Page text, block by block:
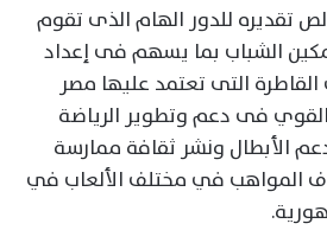
تقديره للدور الهام الذى تقوم
الشباب بما يسهم فى إعداد
التى تعتمد عليها مصر
القوي فى دعم وتطوير الرياضة
الأبطال ونشر ثقافة ممارسة
المواهب في مختلف الألعاب في